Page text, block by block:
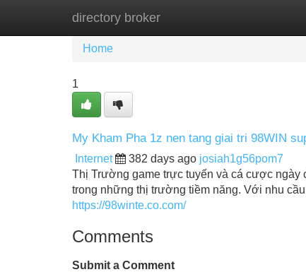
directory broker
Home New Site Listings
Home
1
My Kham Pha 1z nen tang giai tri 98WIN
Internet 382 days ago josiah1g56pom7
Thị Trường game trực tuyến và cá cược ngày
trong những thị trường tiềm năng. Với nhu
https://98winte.co.com/
Comments
Submit a Comment